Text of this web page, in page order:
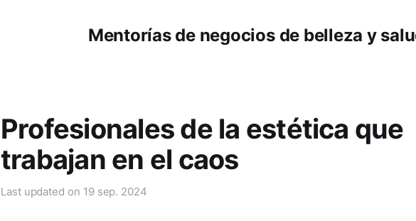
Mentorías de negocios de belleza y
Profesionales de la estética que
trabajan en el caos
Last updated on 19 sep. 2024